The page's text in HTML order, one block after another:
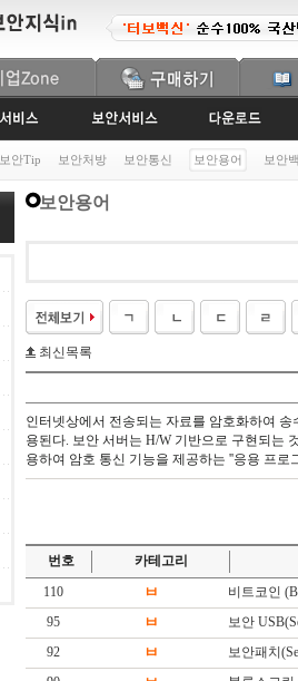
보안Tip 보안처방 보안통신 보안용어 보안
보안용어
최신목록
인터넷상에서 전송되는 자료를 암호화하여
용된다. 보안 서버는 H/W 기반으로 구현되는
용하여 암호 통신 기능을 제공하는 ''응용 프로
번호 카테고리
110
ㅂ 비트코인
95
ㅂ 보안
92
ㅂ 보안패치